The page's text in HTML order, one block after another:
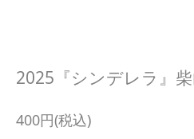
2025『シンデレラ』柴
400円(税込)